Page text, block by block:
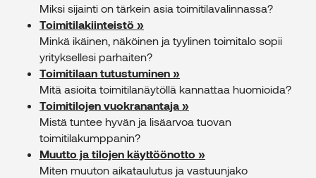
Miksi sijainti on tärkein asia toimitilavalinnassa?
Toimitilakiinteistö »
Minkä ikäinen, näköinen ja tyylinen toimitalo sopii
yrityksellesi parhaiten?
Toimitilaan tutustuminen »
Mitä asioita toimitilanäytöllä kannattaa huomioida?
Toimitilojen vuokranantaja »
Mistä tuntee hyvän ja lisäarvoa tuovan
toimitilakumppanin?
Muutto ja tilojen käyttöönotto »
Miten muuton aikataulutus ja vastuunjako